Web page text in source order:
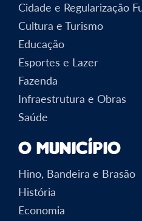
Cidade e Regularização
Cultura e Turismo
Educação
Esportes e Lazer
Fazenda
Infraestrutura e Obras
Saúde
O Município
Hino, Bandeira e Brasão
História
Economia